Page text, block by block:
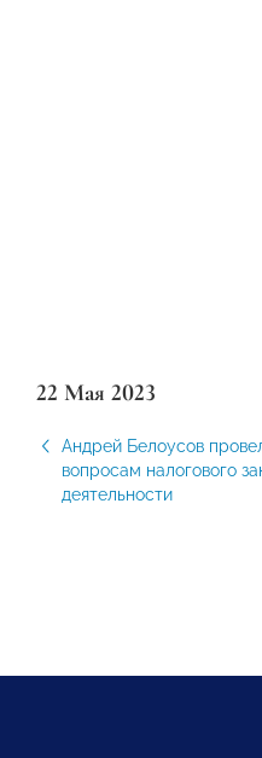
22 Мая 2023
Андрей Белоусов
вопросам налогового
деятельности